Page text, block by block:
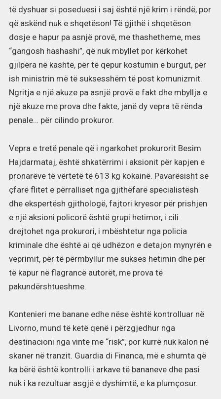
të dyshuar si poseduesi i saj është një krim i rëndë, por
që askënd nuk e shqetëson! Të gjithë i shqetëson
dosje e hapur pa asnjë provë, me thashetheme, mes
“gangosh hashashi”, që nuk mbyllet por kërkohet
gjilpëra në kashtë, për të qepur kostumin e burgut, për
ish ministrin më të suksesshëm të post komunizmit.
Ngritja e një akuze pa asnjë provë e fakt dhe mbyllja e
një akuze me prova dhe fakte, janë dy vepra të rënda
penale… për cilindo prokuror.
Vepra e tretë penale që i ngarkohet prokurorit Besim
Hajdarmataj, është shkatërrimi i aksionit për kapjen e
pronarëve të vërtetë të 613 kg kokainë. Pavarësisht se
çfarë flitet e përralliset nga gjithëfarë specialistësh
dhe ekspertësh gjithologë, fajtori kryesor për prishjen
e një aksioni policorë është grupi hetimor, i cili
drejtohet nga prokurori, i mbështetur nga policia
kriminale dhe është ai që udhëzon e detajon mynyrën e
veprimit, për të përmbyllur me sukses hetimin dhe për
të kapur në flagrancë autorët, me prova të
pakundërshtueshme.
Kontenieri me banane edhe nëse është kontrolluar në
Livorno, mund të ketë qenë i përzgjedhur nga
destinacioni nga vinte me “risk”, por kurrë nuk kalon në
skaner në tranzit. Guardia di Financa, më e shumta që
ka bërë është kontrolli i arkave të bananeve dhe pasi
nuk i ka rezultuar asgjë e dyshimtë, e ka plumçosur.